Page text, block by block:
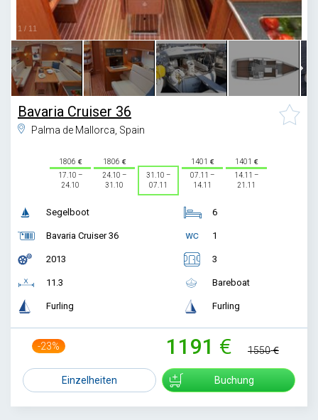
1 / 11
Bavaria Cruiser 36
Palma de Mallorca, Spain
1806
17.10 –
24.10
1806
24.10 –
31.10
31.10 –
07.11
1401
07.11 –
14.11
1401
14.11 –
21.11
Segelboot
Bavaria Cruiser 36
2013
11.3
Furling
6
1
3
Bareboat
Furling
-23% 1191 1550
Einzelheiten Buchung